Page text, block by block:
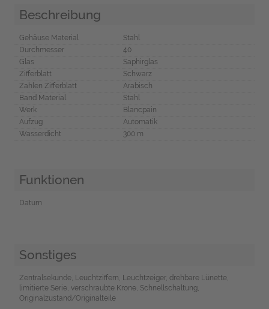
Beschreibung
Gehäuse Material
Stahl
Durchmesser
40
Glas
Saphirglas
Zifferblatt
Schwarz
Zahlen Zifferblatt
Arabisch
Band Material
Stahl
Werk
Blancpain
Aufzug
Automatik
Wasserdicht
300 m
Funktionen
Datum
Sonstiges
Zentralsekunde, Leuchtziffern, Leuchtzeiger, drehbare Lünette,
limitierte Serie, verschraubte Krone, Schnellschaltung,
Originalzustand/Originalteile